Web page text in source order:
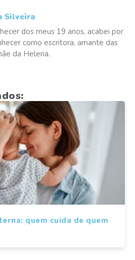
Silveira
dos meus 19 anos, acabei por
como escritora, amante das
da Helena.
quem cuida de quem